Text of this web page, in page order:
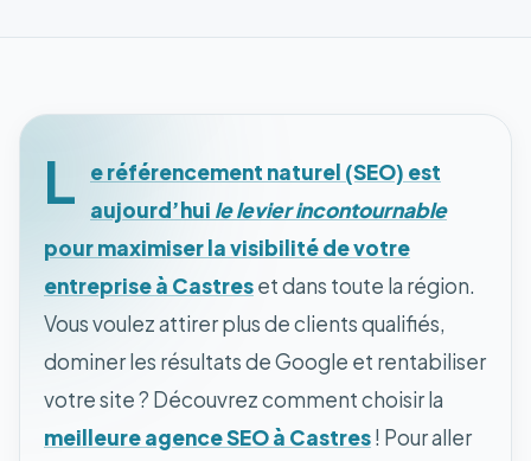
L
e référencement naturel (SEO) est
aujourd’hui le levier incontournable
pour maximiser la visibilité de votre
entreprise à Castreset dans toute la région.
Vous voulez attirer plus de clients qualifiés,
dominer les résultats de Google et rentabiliser
votre site ? Découvrez comment choisir la
meilleure agence SEO à Castres! Pour aller